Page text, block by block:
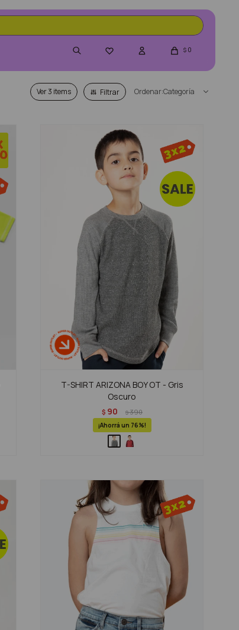
 $ 0
Ver Categoría
T-SHIRT ARIZONA BOY OT - Gris
Oscuro
$ 90 $390
76